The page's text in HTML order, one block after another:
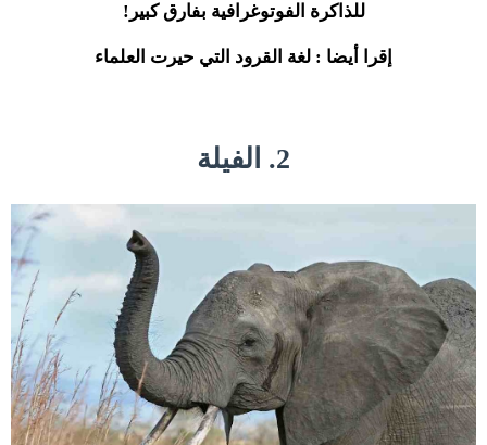
للذاكرة الفوتوغرافية بفارق كبير!
إقرا أيضا : لغة القرود التي حيرت العلماء
2. الفيلة